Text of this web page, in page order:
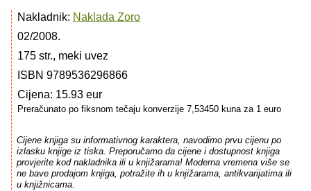
Nakladnik: Naklada Zoro
02/2008.
175 str., meki uvez
ISBN 9789536296866
Cijena: 15.93 eur
Preračunato po fiksnom tečaju konverzije 7,53450 kuna za 1 euro
Cijene knjiga su informativnog karaktera, navodimo prvu cijenu po
izlasku knjige iz tiska. Preporučamo da cijene i dostupnost knjiga
provjerite kod nakladnika ili u knjižarama! Moderna vremena više se
ne bave prodajom knjiga, potražite ih u knjižarama, antikvarijatima ili
u knjižnicama.